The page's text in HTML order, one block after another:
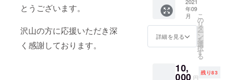
とうございます。
沢山の方に応援いただき深
く感謝しております。
郷（三原
市）で開催
される【ト
大会】へ心
惹かれ出
せてい
ただき
ます。
※写真、
黄色く
四角で
所に掲
載。
転車、
ユニ
フォー
ム前・
背中、3
箇所
【必
須】掲
2021
年09
月
詳細を見る
こ
の
リ
タ
ー
ン
を
選
択
す
る
10,
000 円
残り83